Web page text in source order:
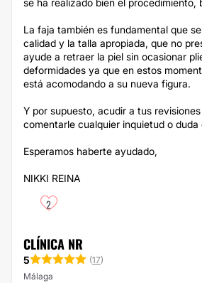
se ha realizado bien el procedimiento,
La faja también es fundamental que
calidad y la talla apropiada, que no
ayude a retraer la piel sin ocasionar
deformidades ya que en estos
está acomodando a su nueva figura.
Y por supuesto, acudir a tus
comentarle cualquier inquietud o duda
Esperamos haberte ayudado,
NIKKI REINA
2
CLÍNICA NR
5 (17)
Málaga